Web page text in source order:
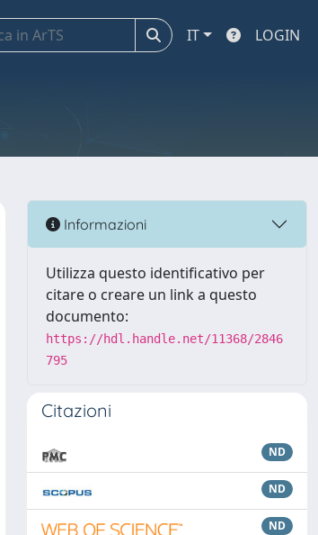
IT LOGIN
Informazioni
Utilizza questo identificativo per
citare o creare un link a questo
documento:
https://hdl.handle.net/11368/2846
795
Citazioni
ND
ND
ND